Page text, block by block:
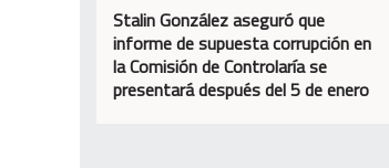
Stalin González aseguró que
informe de supuesta corrupción en
la Comisión de Controlaría se
presentará después del 5 de enero